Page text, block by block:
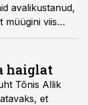
avalikustanud,
müügini viis
arstide
kliinikumi
osaluse müük
endale,
haiglat
Tõnis Allik
et